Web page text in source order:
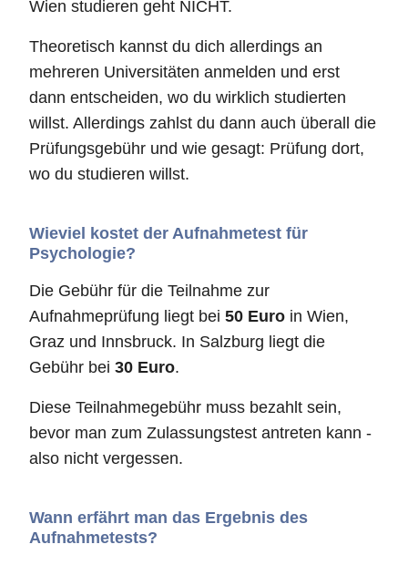
Wien studieren geht NICHT.
Theoretisch kannst du dich allerdings an
mehreren Universitäten anmelden und erst
dann entscheiden, wo du wirklich studierten
willst. Allerdings zahlst du dann auch überall die
Prüfungsgebühr und wie gesagt: Prüfung dort,
wo du studieren willst.
Wieviel kostet der Aufnahmetest für
Psychologie?
Die Gebühr für die Teilnahme zur
Aufnahmeprüfung liegt bei 50 Euro in Wien,
Graz und Innsbruck. In Salzburg liegt die
Gebühr bei 30 Euro.
Diese Teilnahmegebühr muss bezahlt sein,
bevor man zum Zulassungstest antreten kann -
also nicht vergessen.
Wann erfährt man das Ergebnis des
Aufnahmetests?